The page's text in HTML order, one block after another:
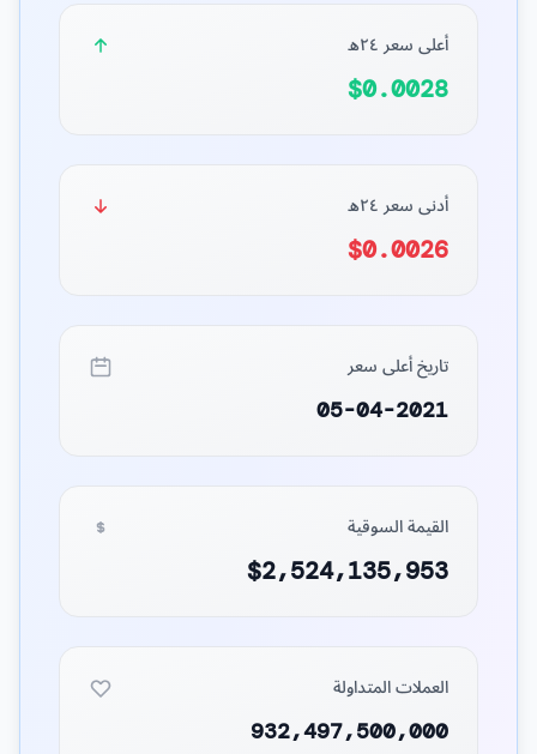
أعلى سعر ٢٤ه
$0.0028
أدنى سعر ٢٤ه
$0.0026
تاريخ أعلى سعر
05-04-2021
القيمة السوقية
$2,524,135,953
العملات المتداولة
932,497,500,000